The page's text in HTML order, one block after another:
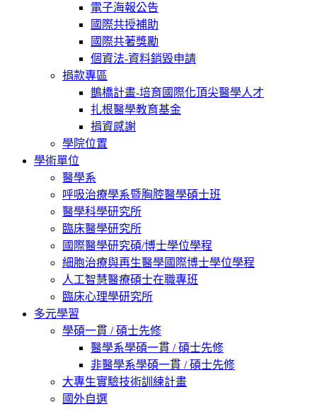
電子海報公告
國際共授補助
國際共著獎勵
個資法-資料銷毀申請
捐款專區
鵲橋計畫-培育國際化頂尖醫學人才
扎根醫學教育基金
捐資感謝
學院位置
學術單位
醫學系
呼吸治療學系暨胸腔醫學碩士班
醫學科學研究所
臨床醫學研究所
國際醫學研究碩/博士學位學程
細胞治療與再生醫學國際博士學位學程
人工智慧醫療碩士在職專班
臨床心理學研究所
多元學習
學碩一貫 / 碩士先修
醫學系學碩一貫 / 碩士先修
非醫學系學碩一貫 / 碩士先修
大專生實驗技術訓練計畫
國外自選